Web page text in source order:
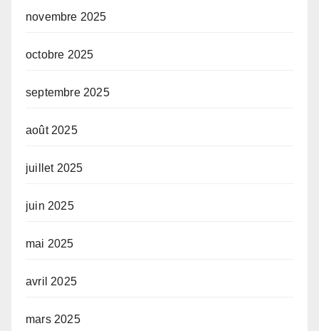
novembre 2025
octobre 2025
septembre 2025
août 2025
juillet 2025
juin 2025
mai 2025
avril 2025
mars 2025